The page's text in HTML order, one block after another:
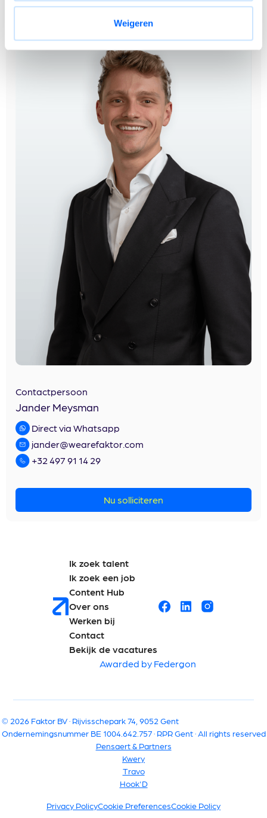
Weigeren
Contactpersoon
Jander Meysman
Direct via Whatsapp
jander@wearefaktor.com
+32 497 91 14 29
Nu solliciteren
Ik zoek talent
Ik zoek een job
Content Hub
Over ons
Werken bij
Contact
Bekijk de vacatures
Awarded by Federgon
© 2026 Faktor BV · Rijvisschepark 74, 9052 Gent
Ondernemingsnummer BE 1004.642.757 · RPR Gent · All rights reserved
Pensaert & Partners
Kwery
Travo
Hook'D
Privacy PolicyCookie PreferencesCookie Policy